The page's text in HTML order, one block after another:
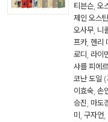
티븐슨 오
제인 오스틴
오사무 니
프카, 헨리
로디
라이
샤를 피에
코난 도일 (
이효숙 손
승진 마도
미
구자언